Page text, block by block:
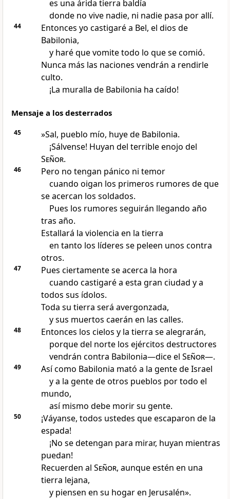
es una árida tierra baldía
donde no vive nadie, ni nadie pasa por allí.
44
Entonces yo castigaré a Bel, el dios de
Babilonia,
y haré que vomite todo lo que se comió.
Nunca más las naciones vendrán a rendirle
culto.
¡La muralla de Babilonia ha caído!
Mensaje a los desterrados
45
»Sal, pueblo mío, huye de Babilonia.
¡Sálvense! Huyan del terrible enojo del
Señor.
46
Pero no tengan pánico ni temor
cuando oigan los primeros rumores de que
se acercan los soldados.
Pues los rumores seguirán llegando año
tras año.
Estallará la violencia en la tierra
en tanto los líderes se peleen unos contra
otros.
47
Pues ciertamente se acerca la hora
cuando castigaré a esta gran ciudad y a
todos sus ídolos.
Toda su tierra será avergonzada,
y sus muertos caerán en las calles.
48
Entonces los cielos y la tierra se alegrarán,
porque del norte los ejércitos destructores
vendrán contra Babilonia—dice el Señor—.
49
Así como Babilonia mató a la gente de Israel
y a la gente de otros pueblos por todo el
mundo,
así mismo debe morir su gente.
50
¡Váyanse, todos ustedes que escaparon de la
espada!
¡No se detengan para mirar, huyan mientras
puedan!
Recuerden al Señor, aunque estén en una
tierra lejana,
y piensen en su hogar en Jerusalén».